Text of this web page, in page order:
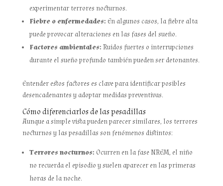
experimentar terrores nocturnos.
Fiebre o enfermedades: En algunos casos, la fiebre alta
puede provocar alteraciones en las fases del sueño.
Factores ambientales: Ruidos fuertes o interrupciones
durante el sueño profundo también pueden ser detonantes.
Entender estos factores es clave para identificar posibles
desencadenantes y adoptar medidas preventivas.
Cómo diferenciarlos de las pesadillas
Aunque a simple vista pueden parecer similares, los terrores
nocturnos y las pesadillas son fenómenos distintos:
Terrores nocturnos: Ocurren en la fase NREM, el niño
no recuerda el episodio y suelen aparecer en las primeras
horas de la noche.